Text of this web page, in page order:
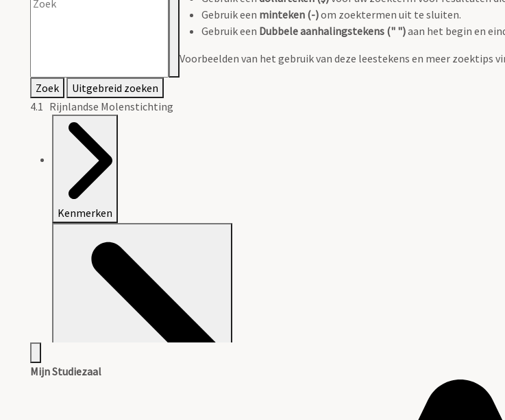
Gebruik een minteken (-)om zoektermen uit te sluiten.
Gebruik een Dubbele aanhalingstekens (" ")aan het begin en
Voorbeelden van het gebruik van deze leestekens en meer zoektips
Zoek
Uitgebreid zoeken
4.1 Rijnlandse Molenstichting
Kenmerken
Mijn Studiezaal